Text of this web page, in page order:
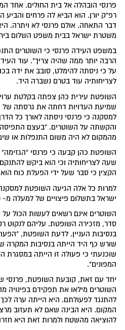
פרנסי הובהלה אל בית החולים. אחד
רפ"ק יורן. הוא הביא לה פרחים
דבר התאחה. אולם פרנסי לא ויתרה.
משטרת ישראל בבית משפט השלום
במשפט העידה פרנסי כי השוטרים
הרבה יותר ממה שהיה צריך". עוד
על כי ניסתה להימלט, סובב את ידה
לצריחותיה עוד בטרם נשברה היד.
שמיעת העדויות דחתה את גרסתה של
למסקנה כי פרנסי ניסתה לאורך כל
והקשתה על השוטרים. "בעצם התפיסה
מהמקום לא היה משום התנפלות או
השופטת כהן קבעה כי פרנסי
שעה לצריחותיה וכי הוא ביקש
הקצין כי סבר שעל ידי הפעלת כוח הוא
למרות כל אלה הגיעה השופטת
ישראל בתשלום פיצויים של למעלה מ- 100,000 שקל לפרנסי.
השוטרים אינם רשאים לעשות הכול
סדר, מזכירה השופטת. עליהם לנקוט
בנסיבות העניין. לדעת השופטת,
שורש כף היד הייתה בנסיבות המקרה
שוכנעתי כי פעולה זו הייתה במסגרת
המפונים".
יחד עם זאת, קובעת השופטת, פרנסי
השוטרים מילאו את תפקידם בפינויה
להתנגד לפעולתם. היא הייתה ערה
המקום. היא הבינה שאם לא תעזוב
להוציאה מהשטח ולמרות זאת היא